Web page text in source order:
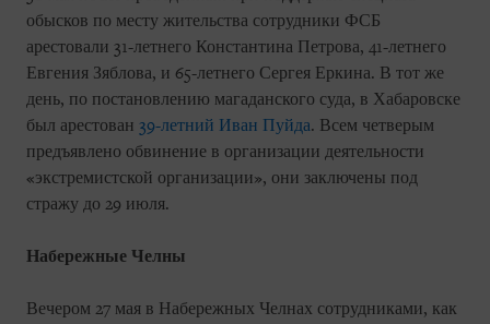
обысков по месту жительства сотрудники ФСБ
арестовали 31-летнего Константина Петрова, 41-летнего
Евгения Зяблова, и 65-летнего Сергея Еркина. В тот же
день, по постановлению магаданского суда, в Хабаровске
был арестован 39-летний Иван Пуйда. Всем четверым
предъявлено обвинение в организации деятельности
«экстремистской организации», они заключены под
стражу до 29 июля.
Набережные Челны
Вечером 27 мая в Набережных Челнах сотрудниками, как